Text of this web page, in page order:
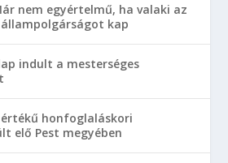
nem egyértelmű, ha valaki az
kap
indult a mesterséges
honfoglaláskori
elő Pest megyében